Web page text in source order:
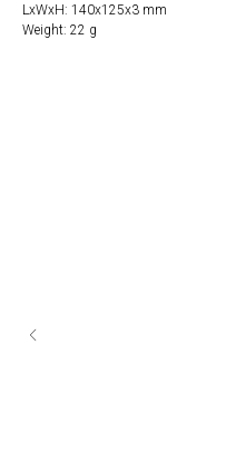
LxWxH: 140x125x3 mm
Weight: 22 g